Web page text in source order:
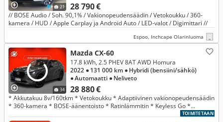
21 28 790 €
// BOSE Audio / Soh. 90,1% / Vakionopeudensäädin / Vetokoukku / 360-
kamera / HUD / Apple Carplay ja Android Auto / LED-valot / Digimittari //
Espoo, Inchcape Olarinluoma
34
Mazda CX-60
28 880 €
17.8 kWh, 2.5 PHEV 8AT AWD Homura
2022 ● 131 000 km ● Hybridi (bensiini/sähkö)
● Automaatti ● Neliveto
* Akkutakuu 8v/160tkm * Vetokoukku * Adaptiivinen vakionopeudensäädin
* 360-kamera * BOSE-äänentoisto * Ratinlämmitin * Keyless Go *
TOIMITETAAN